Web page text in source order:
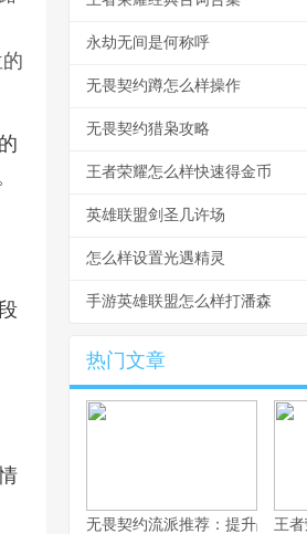
永劫无间是何称呼
无畏契约蹲怎么样操作
无畏契约猎枭攻略
王者荣耀怎么样快速得金币
英雄联盟剑圣几许场
怎么样设置光遇精灵
手游英雄联盟怎么样打潘森
热门文章
无畏契约流派推荐：提升战术深
王